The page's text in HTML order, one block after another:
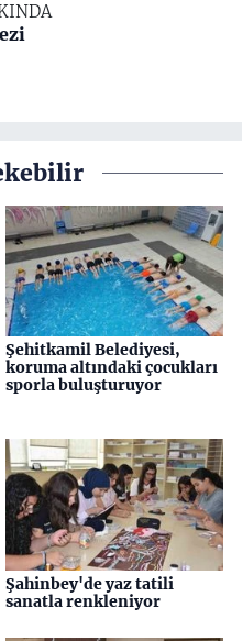
Şehitkamil Belediyesi,
koruma altındaki çocukları
sporla buluşturuyor
Şahinbey'de yaz tatili
sanatla renkleniyor